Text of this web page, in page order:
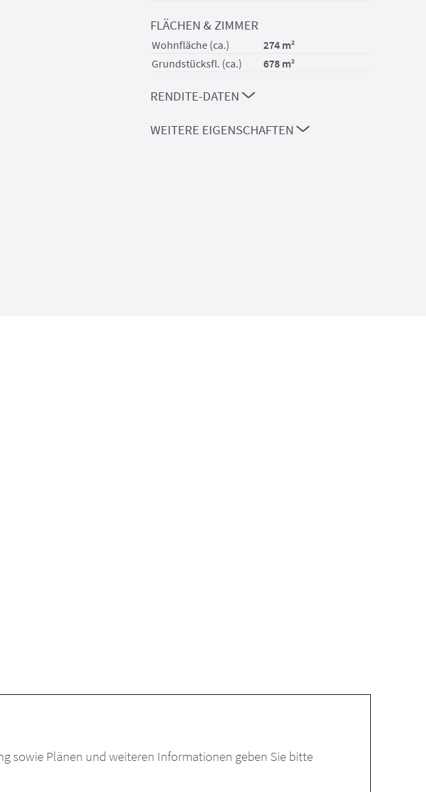
FLÄCHEN & ZIMMER
Wohnfläche (ca.)
274 m²
Grundstücksfl. (ca.)
678 m²
RENDITE-DATEN
WEITERE EIGENSCHAFTEN
sowie Plänen und weiteren Informationen geben Sie bitte